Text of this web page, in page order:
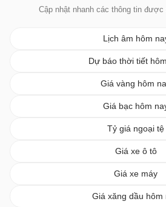
Cập nhật nhanh các thông tin được
Lịch âm hôm
Dự báo thời tiết
Giá vàng hôm
Giá bạc hôm
Tỷ giá ngoại tệ
Giá xe ô tô
Giá xe máy
Giá xăng dầu hôm